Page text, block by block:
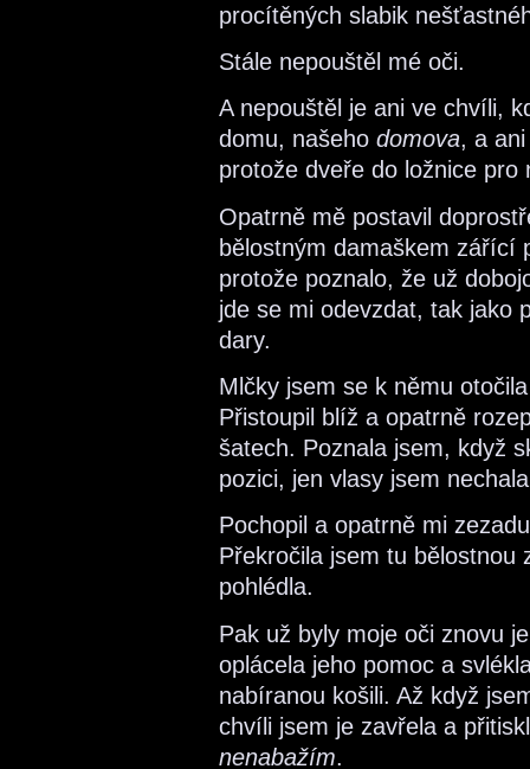
procítěných slabik
Stále nepouštěl mé oči.
A nepouštěl je ani ve chvíli,
domu, našeho domova, a
protože dveře do ložnice pro
Opatrně mě postavil
bělostným damaškem zářící
protože poznalo, že už
jde se mi odevzdat, tak jako
dary.
Mlčky jsem se k němu
Přistoupil blíž a opatrně
šatech. Poznala jsem, když
pozici, jen vlasy jsem
Pochopil a opatrně mi
Překročila jsem tu
pohlédla.
Pak už byly moje oči znovu
oplácela jeho pomoc a
nabíranou košili. Až když
chvíli jsem je zavřela a
nenabažím.